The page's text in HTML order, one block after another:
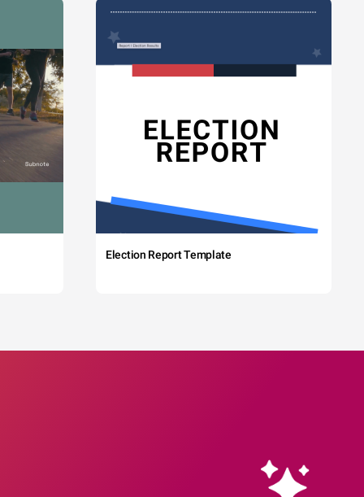
Election Report Template